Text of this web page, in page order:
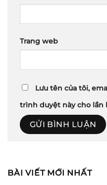
Trang web
Lưu tên của tôi,
trình duyệt này cho lần
BÀI VIẾT MỚI NHẤT